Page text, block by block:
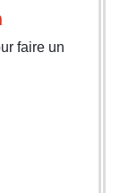
faire un